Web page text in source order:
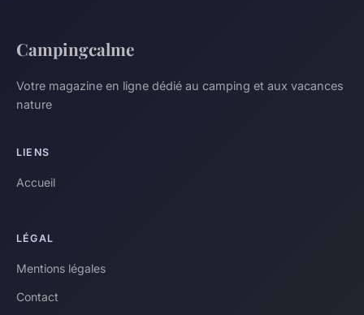
Campingcalme
Votre magazine en ligne dédié au camping et aux vacances
nature
LIENS
Accueil
LÉGAL
Mentions légales
Contact